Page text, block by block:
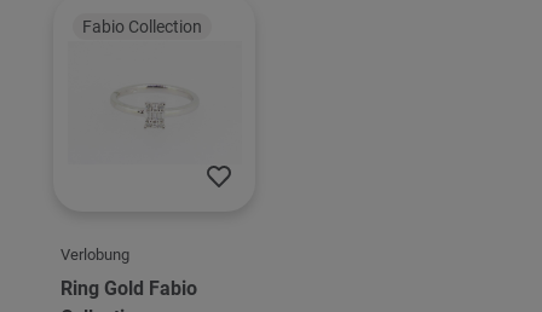
Fabio Collection
Verlobung
Ring Gold Fabio